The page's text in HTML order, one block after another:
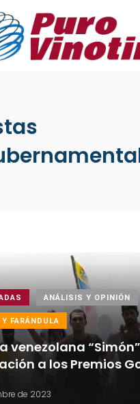
ANÁLISIS Y OPINIÓN
FARÁNDULA
venezolana
a los Premios
de 2023